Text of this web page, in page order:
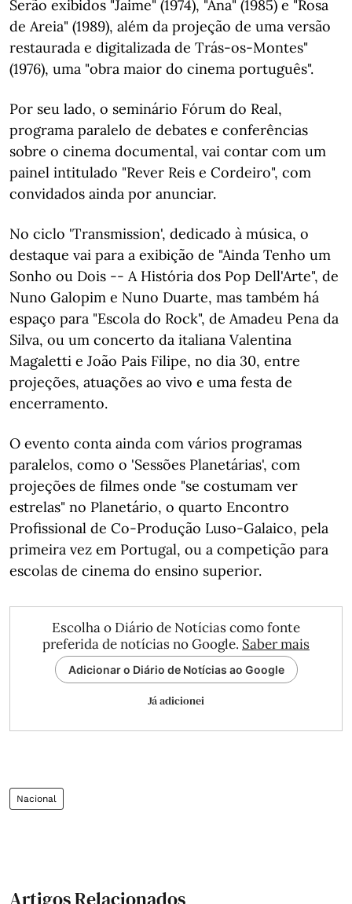
Serão exibidos "Jaime" (1974), "Ana" (1985) e "Rosa
de Areia" (1989), além da projeção de uma versão
restaurada e digitalizada de Trás-os-Montes"
(1976), uma "obra maior do cinema português".
Por seu lado, o seminário Fórum do Real,
programa paralelo de debates e conferências
sobre o cinema documental, vai contar com um
painel intitulado "Rever Reis e Cordeiro", com
convidados ainda por anunciar.
No ciclo 'Transmission', dedicado à música, o
destaque vai para a exibição de "Ainda Tenho um
Sonho ou Dois -- A História dos Pop Dell'Arte", de
Nuno Galopim e Nuno Duarte, mas também há
espaço para "Escola do Rock", de Amadeu Pena da
Silva, ou um concerto da italiana Valentina
Magaletti e João Pais Filipe, no dia 30, entre
projeções, atuações ao vivo e uma festa de
encerramento.
O evento conta ainda com vários programas
paralelos, como o 'Sessões Planetárias', com
projeções de filmes onde "se costumam ver
estrelas" no Planetário, o quarto Encontro
Profissional de Co-Produção Luso-Galaico, pela
primeira vez em Portugal, ou a competição para
escolas de cinema do ensino superior.
Escolha o Diário de Notícias como fonte
preferida de notícias no Google. Saber mais
Adicionar o Diário de Notícias ao Google
Já adicionei
Nacional